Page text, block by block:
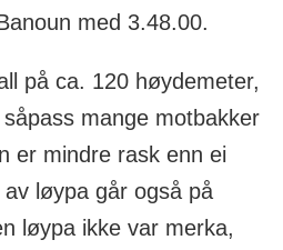
med 3.48.00.
på ca. 120 høydemeter,
mange motbakker
er mindre rask enn ei
løypa går også på
løypa ikke var merka,